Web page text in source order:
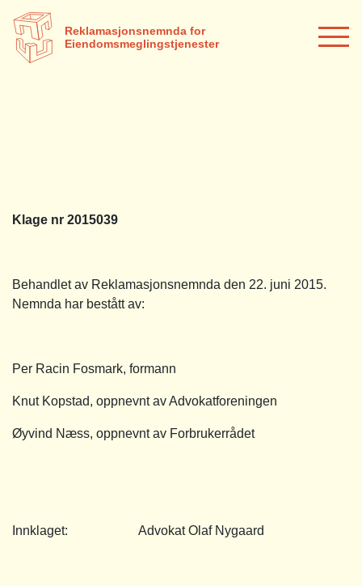
Reklamasjonsnemnda for
Eiendomsmeglingstjenester
Klage nr 2015039
Behandlet av Reklamasjonsnemnda den 22. juni 2015.
Nemnda har bestått av:
Per Racin Fosmark, formann
Knut Kopstad, oppnevnt av Advokatforeningen
Øyvind Næss, oppnevnt av Forbrukerrådet
Innklaget: Advokat Olaf Nygaard